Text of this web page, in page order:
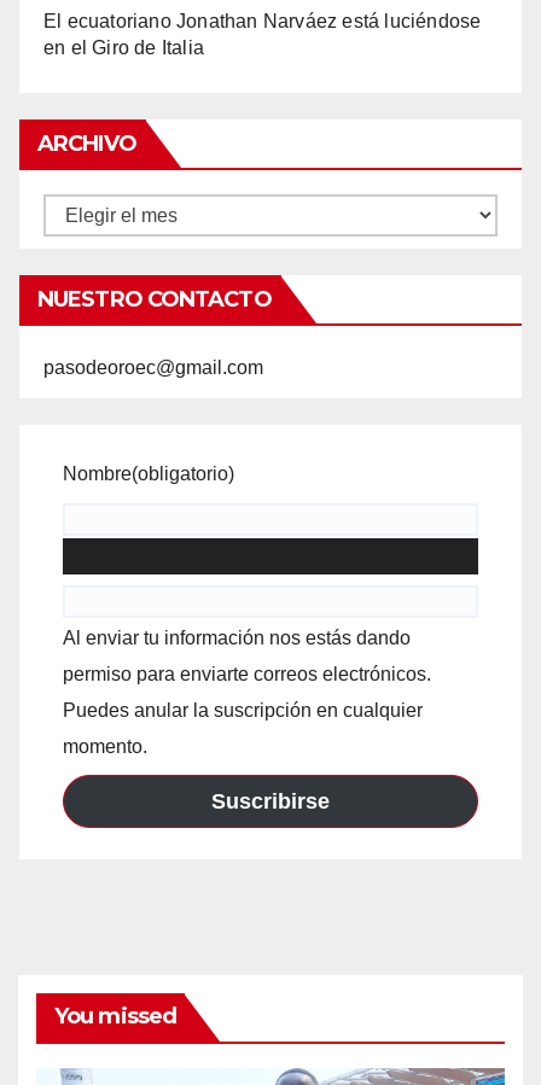
El ecuatoriano Jonathan Narváez está luciéndose
en el Giro de Italia
ARCHIVO
Archivo
NUESTRO CONTACTO
pasodeoroec@gmail.com
Nombre(obligatorio)
Al enviar tu información nos estás dando
permiso para enviarte correos electrónicos.
Puedes anular la suscripción en cualquier
momento.
Suscribirse
You missed